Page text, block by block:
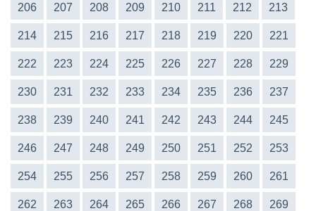
206 207 208 209 210 211 212 213
214 215 216 217 218 219 220 221
222 223 224 225 226 227 228 229
230 231 232 233 234 235 236 237
238 239 240 241 242 243 244 245
246 247 248 249 250 251 252 253
254 255 256 257 258 259 260 261
262 263 264 265 266 267 268 269